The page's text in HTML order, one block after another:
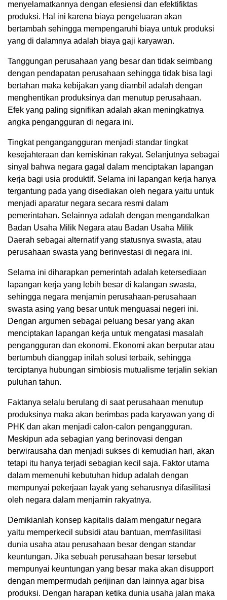
menyelamatkannya dengan efesiensi dan efektifiktas
produksi. Hal ini karena biaya pengeluaran akan
bertambah sehingga mempengaruhi biaya untuk produksi
yang di dalamnya adalah biaya gaji karyawan.
Tanggungan perusahaan yang besar dan tidak seimbang
dengan pendapatan perusahaan sehingga tidak bisa lagi
bertahan maka kebijakan yang diambil adalah dengan
menghentikan produksinya dan menutup perusahaan.
Efek yang paling signifikan adalah akan meningkatnya
angka pengangguran di negara ini.
Tingkat pengangangguran menjadi standar tingkat
kesejahteraan dan kemiskinan rakyat. Selanjutnya sebagai
sinyal bahwa negara gagal dalam menciptakan lapangan
kerja bagi usia produktif. Selama ini lapangan kerja hanya
tergantung pada yang disediakan oleh negara yaitu untuk
menjadi aparatur negara secara resmi dalam
pemerintahan. Selainnya adalah dengan mengandalkan
Badan Usaha Milik Negara atau Badan Usaha Milik
Daerah sebagai alternatif yang statusnya swasta, atau
perusahaan swasta yang berinvestasi di negara ini.
Selama ini diharapkan pemerintah adalah ketersediaan
lapangan kerja yang lebih besar di kalangan swasta,
sehingga negara menjamin perusahaan-perusahaan
swasta asing yang besar untuk menguasai negeri ini.
Dengan argumen sebagai peluang besar yang akan
menciptakan lapangan kerja untuk mengatasi masalah
pengangguran dan ekonomi. Ekonomi akan berputar atau
bertumbuh dianggap inilah solusi terbaik, sehingga
terciptanya hubungan simbiosis mutualisme terjalin sekian
puluhan tahun.
Faktanya selalu berulang di saat perusahaan menutup
produksinya maka akan berimbas pada karyawan yang di
PHK dan akan menjadi calon-calon pengangguran.
Meskipun ada sebagian yang berinovasi dengan
berwirausaha dan menjadi sukses di kemudian hari, akan
tetapi itu hanya terjadi sebagian kecil saja. Faktor utama
dalam memenuhi kebutuhan hidup adalah dengan
mempunyai pekerjaan layak yang seharusnya difasilitasi
oleh negara dalam menjamin rakyatnya.
Demikianlah konsep kapitalis dalam mengatur negara
yaitu memperkecil subsidi atau bantuan, memfasilitasi
dunia usaha atau perusahaan besar dengan standar
keuntungan. Jika sebuah perusahaan besar tersebut
mempunyai keuntungan yang besar maka akan disupport
dengan mempermudah perijinan dan lainnya agar bisa
produksi. Dengan harapan ketika dunia usaha jalan maka